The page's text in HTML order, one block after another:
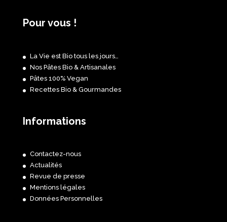
Pour vous !
La Vie est Bio tous les jours…
Nos Pâtes Bio & Artisanales
Pâtes 100% Vegan
Recettes Bio & Gourmandes
Informations
Contactez-nous
Actualités
Revue de presse
Mentions légales
Données Personnelles